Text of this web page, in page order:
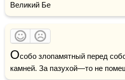
Великий Бе
Особо злопамятный перед
камней. За пазухой—то не